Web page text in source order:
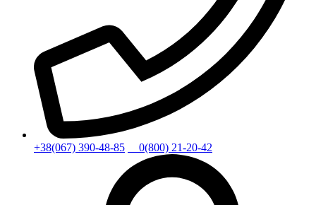
+38(067) 390-48-85 0(800) 21-20-42